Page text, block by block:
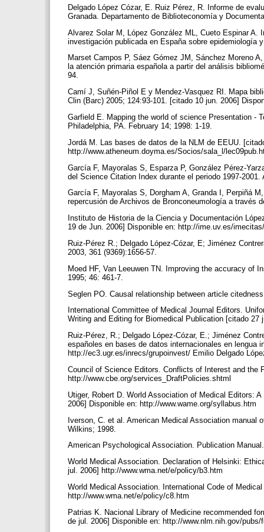
Delgado López Cózar, E. Ruiz Pérez, R. Informe de
Granada. Departamento de Biblioteconomía y
Alvarez Solar M, López González ML, Cueto Espinar
investigación publicada en España sobre epidemiología
Marset Campos P, Sáez Gómez JM, Sánchez Moreno
la atención primaria española a partir del análisis
94.
Camí J, Suñén-Piñol E y Mendez-Vasquez RI. Mapa
Clin (Barc) 2005; 124:93-101. [citado 10 jun. 2006]
Garfield E. Mapping the world of science Presentation -
Philadelphia, PA. February 14; 1998: 1-19.
Jordá M. Las bases de datos de la NLM de EEUU.
http://www.atheneum.doyma.es/Socios/sala_l/
García F, Mayoralas S, Esparza P, González Pérez-
del Science Citation Index durante el periodo 1997-
García F, Mayoralas S, Dorgham A, Granda I, Perpiñá
repercusión de Archivos de Bronconeumología a través
Instituto de Historia de la Ciencia y Documentación
19 de Jun. 2006] Disponible en: http://ime.uv.es/
Ruiz-Pérez R.; Delgado López-Cózar, E; Jiménez
2003, 361 (9369):1656-57.
Moed HF, Van Leeuwen TN. Improving the accuracy of
1995; 46: 461-7.
Seglen PO. Causal relationship between article
International Committee of Medical Journal Editors.
Writing and Editing for Biomedical Publication [citado
Ruiz-Pérez, R.; Delgado López-Cózar, E.; Jiménez
españoles en bases de datos internacionales en lengua
http://ec3.ugr.es/inrecs/grupoinvest/ Emilio Delgado
Council of Science Editors. Conflicts of Interest and the
http://www.cbe.org/services_DraftPolicies.shtml
Utiger, Robert D. World Association of Medical Editors:
2006] Disponible en: http://www.wame.org/syllabus.htm
Iverson, C. et al. American Medical Association manual
Wilkins; 1998.
American Psychological Association. Publication
World Medical Association. Declaration of Helsinki:
jul. 2006] http://www.wma.net/e/policy/b3.htm
World Medical Association. International Code of
http://www.wma.net/e/policy/c8.htm
Patrias K. Nacional Library of Medicine recommended
de jul. 2006] Disponible en: http://www.nlm.nih.gov/